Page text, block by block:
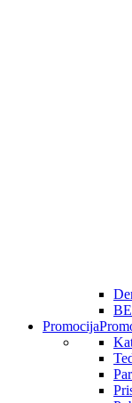
Promocija